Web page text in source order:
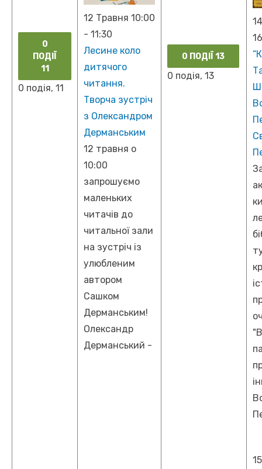
0
ПОДІЇ
11
0 подія, 11
12 Травня 10:00
- 11:30
Лесине коло
дитячого
читання.
Творча зустріч
з Олександром
Дерманським
12 травня о
10:00
запрошуємо
маленьких
читачів до
читальної зали
на зустріч із
улюбленим
автором
Сашком
Дерманським!
Олександр
Дерманський -
0 ПОДІЇ 13
0 подія, 13